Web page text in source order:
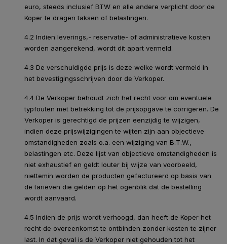
euro, steeds inclusief BTW en alle andere verplicht door de
Koper te dragen taksen of belastingen.
4.2 Indien leverings,- reservatie- of administratieve kosten
worden aangerekend, wordt dit apart vermeld.
4.3 De verschuldigde prijs is deze welke wordt vermeld in
het bevestigingsschrijven door de Verkoper.
4.4 De Verkoper behoudt zich het recht voor om eventuele
typfouten met betrekking tot de prijsopgave te corrigeren. De
Verkoper is gerechtigd de prijzen eenzijdig te wijzigen,
indien deze prijswijzigingen te wijten zijn aan objectieve
omstandigheden zoals o.a. een wijziging van B.T.W.,
belastingen etc. Deze lijst van objectieve omstandigheden is
niet exhaustief en geldt louter bij wijze van voorbeeld,
niettemin worden de producten gefactureerd op basis van
de tarieven die gelden op het ogenblik dat de bestelling
wordt aanvaard.
4.5 Indien de prijs wordt verhoogd, dan heeft de Koper het
recht de overeenkomst te ontbinden zonder kosten te zijner
last. In dat geval is de Verkoper niet gehouden tot het